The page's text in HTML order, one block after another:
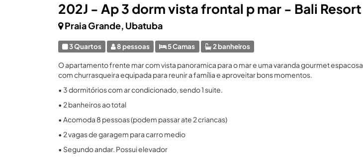
202J - Ap 3 dorm vista frontal p mar - Bali Resort
Praia Grande, Ubatuba
3 Quartos 8 pessoas 5 Camas 2 banheiros
O apartamento frente mar com vista panoramica para o mar e uma varanda gourmet espacosa
com churrasqueira equipada para reunir a família e aproveitar bons momentos.
• 3 dormitórios com ar condicionado, sendo 1 suite.
• 2 banheiros ao total
• Acomoda 8 pessoas (podem passar ate 2 criancas)
• 2 vagas de garagem para carro medio
• Segundo andar. Possui elevador